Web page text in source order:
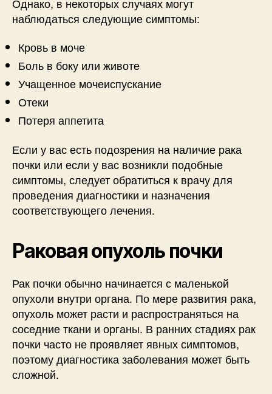
наблюдаться следующие симптомы:
Кровь в моче
Боль в боку или животе
Учащенное мочеиспускание
Отеки
Потеря аппетита
Если у вас есть подозрения на наличие рака
почки или если у вас возникли подобные
симптомы, следует обратиться к врачу для
проведения диагностики и назначения
соответствующего лечения.
Раковая опухоль почки
Рак почки обычно начинается с маленькой
опухоли внутри органа. По мере развития рака,
опухоль может расти и распространяться на
соседние ткани и органы. В ранних стадиях рак
почки часто не проявляет явных симптомов,
поэтому диагностика заболевания может быть
сложной.